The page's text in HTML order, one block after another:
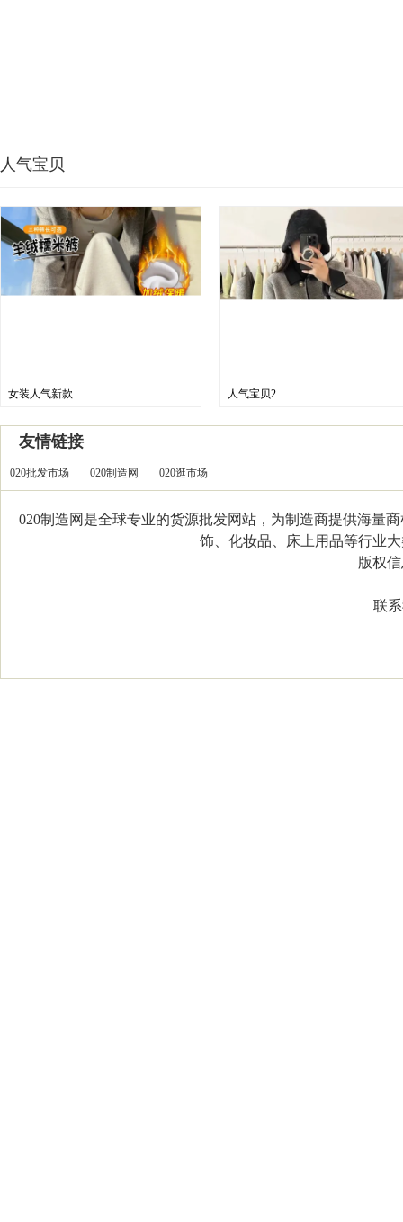
人气宝贝
女装人气新款 人气宝贝2
友情链接
020批发市场 020制造网 020逛市场
020制造网是全球专业的货源批发网站，为制造商提供海量
饰、化妆品、床上用品等行业
版权信
联